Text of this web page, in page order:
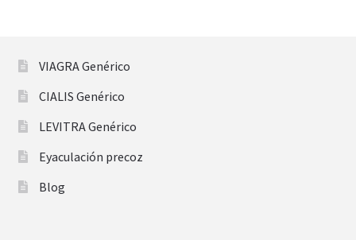
VIAGRA Genérico
CIALIS Genérico
LEVITRA Genérico
Eyaculación precoz
Blog